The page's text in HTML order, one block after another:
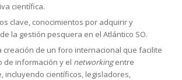
científica.
clave, conocimientos por adquirir y
la gestión pesquera en el Atlántico SO.
creación de un foro internacional que facilite
de información y el networkingentre
incluyendo científicos, legisladores,